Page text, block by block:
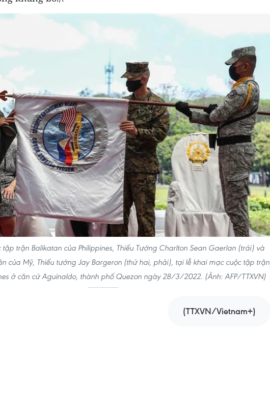
tập trận Balikatan của Philippines, Thiếu Tướng Charlton Sean Gaerlan (trái) và
của Mỹ, Thiếu tướng Jay Bargeron (thứ hai, phải), tại lễ khai mạc cuộc tập trận
ở căn cứ Aguinaldo, thành phố Quezon ngày 28/3/2022. (Ảnh: AFP/TTXVN)
(TTXVN/Vietnam+)